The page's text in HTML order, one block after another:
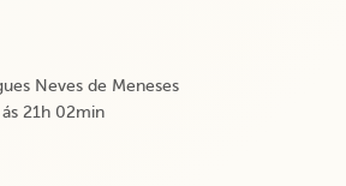
Neves de Meneses
21h 02min